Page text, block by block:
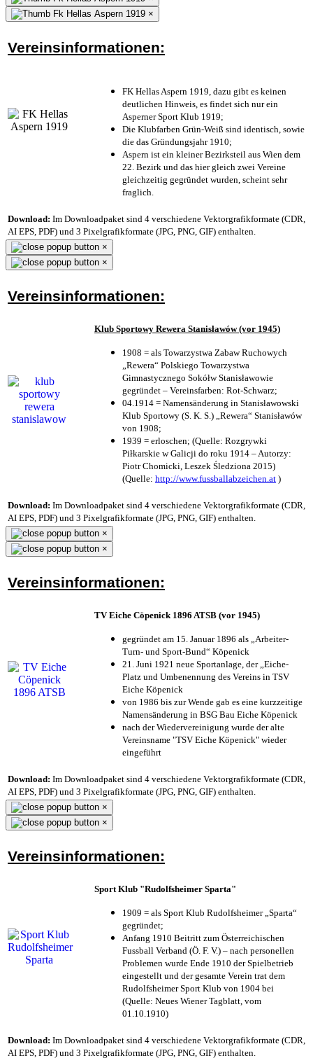
×
Vereinsinformationen:
FK Hellas Aspern 1919, dazu gibt es keinen
deutlichen Hinweis, es findet sich nur ein
Asperner Sport Klub 1919;
Die Klubfarben Grün-Weiß sind identisch, sowie
die das Gründungsjahr 1910;
Aspern ist ein kleiner Bezirksteil aus Wien dem
22. Bezirk und das hier gleich zwei Vereine
gleichzeitig gegründet wurden, scheint sehr
fraglich.
Download: Im Downloadpaket sind 4 verschiedene Vektorgrafikformate (CDR,
AI EPS, PDF) und 3 Pixelgrafikformate (JPG, PNG, GIF) enthalten.
×
×
Vereinsinformationen:
Klub Sportowy Rewera Stanisławów (vor 1945)
1908 = als Towarzystwa Zabaw Ruchowych
„Rewera“ Polskiego Towarzystwa
Gimnastycznego Sokółw Stanisławowie
gegründet – Vereinsfarben: Rot-Schwarz;
04.1914 = Namensänderung in Stanisławowski
Klub Sportowy (S. K. S.) „Rewera“ Stanisławów
von 1908;
1939 = erloschen; (Quelle: Rozgrywki
Piłkarskie w Galicji do roku 1914 – Autorzy:
Piotr Chomicki, Leszek Śledziona 2015)
(Quelle: http://www.fussballabzeichen.at )
Download: Im Downloadpaket sind 4 verschiedene Vektorgrafikformate (CDR,
AI EPS, PDF) und 3 Pixelgrafikformate (JPG, PNG, GIF) enthalten.
×
×
Vereinsinformationen:
TV Eiche Cöpenick 1896 ATSB (vor 1945)
gegründet am 15. Januar 1896 als „Arbeiter-
Turn- und Sport-Bund“ Köpenick
21. Juni 1921 neue Sportanlage, der „Eiche-
Platz und Umbenennung des Vereins in TSV
Eiche Köpenick
von 1986 bis zur Wende gab es eine kurzzeitige
Namensänderung in BSG Bau Eiche Köpenick
nach der Wiedervereinigung wurde der alte
Vereinsname "TSV Eiche Köpenick" wieder
eingeführt
Download: Im Downloadpaket sind 4 verschiedene Vektorgrafikformate (CDR,
AI EPS, PDF) und 3 Pixelgrafikformate (JPG, PNG, GIF) enthalten.
×
×
Vereinsinformationen:
Sport Klub "Rudolfsheimer Sparta"
1909 = als Sport Klub Rudolfsheimer „Sparta“
gegründet;
Anfang 1910 Beitritt zum Österreichischen
Fussball Verband (Ö. F. V.) – nach personellen
Problemen wurde Ende 1910 der Spielbetrieb
eingestellt und der gesamte Verein trat dem
Rudolfsheimer Sport Klub von 1904 bei
(Quelle: Neues Wiener Tagblatt, vom
01.10.1910)
Download: Im Downloadpaket sind 4 verschiedene Vektorgrafikformate (CDR,
AI EPS, PDF) und 3 Pixelgrafikformate (JPG, PNG, GIF) enthalten.